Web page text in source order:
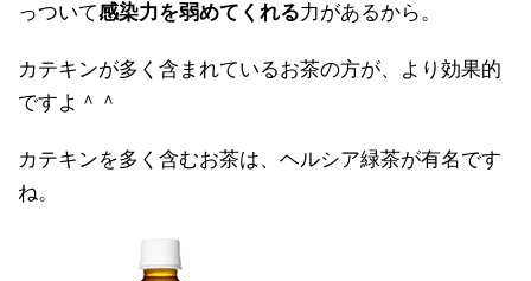
っついて感染力を弱めてくれる力があるから。
カテキンが多く含まれているお茶の方が、より効果的
ですよ＾＾
カテキンを多く含むお茶は、ヘルシア緑茶が有名です
ね。